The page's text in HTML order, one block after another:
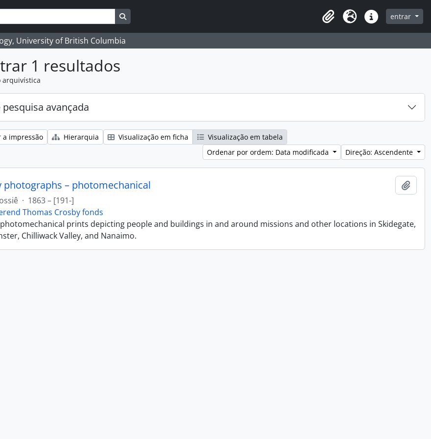
Search in browse page
Clipboard
Idioma Ligações rápidas
entrar
University of British Columbia
1 resultados
arquivística
avançada
a impressão Hierarquia Visualização em ficha
Visualização em tabela
Ordenar por ordem: Data modificada
Direção: Ascendente
photographs – photomechanical
· 1863 – [191-]
Thomas Crosby fonds
prints depicting people and buildings in and around missions and other locations in Skidegate,
Chilliwack Valley, and Nanaimo.